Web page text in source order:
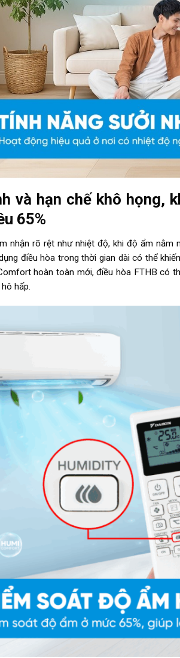
và hạn chế khô họng,
65%
nhận rõ rệt như nhiệt độ, khi độ ẩm
điều hòa trong thời gian dài có thể
hoàn toàn mới, điều hòa FTHB có
hấp.